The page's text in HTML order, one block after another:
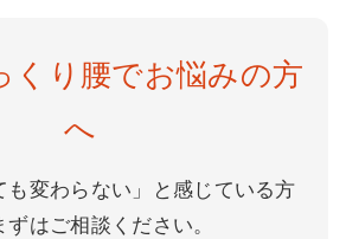
くり腰でお悩みの方
へ
も変わらない」と感じている方
ずはご相談ください。